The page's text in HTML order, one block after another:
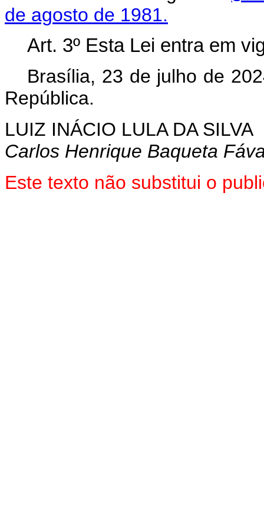
de agosto de 1981.
Art. 3º Esta Lei entra em
Brasília, 23 de julho de
República.
LUIZ INÁCIO LULA DA SILVA
Carlos Henrique Baqueta
Este texto não substitui o